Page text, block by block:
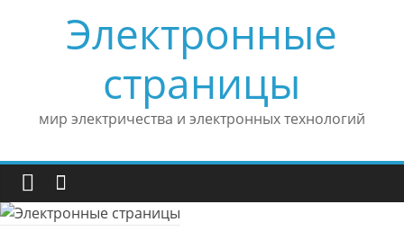
Электронные
страницы
мир электричества и электронных технологий